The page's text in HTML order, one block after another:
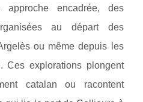
encadrée, des
au départ des
ou même depuis les
. Ces explorations plongent
catalan ou racontent